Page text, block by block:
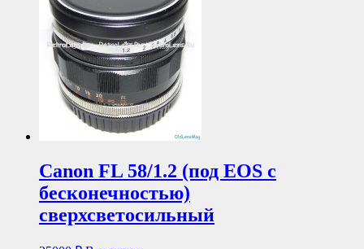
Canon FL 58/1.2 (под EOS с
бесконечностью)
сверхсветосильный